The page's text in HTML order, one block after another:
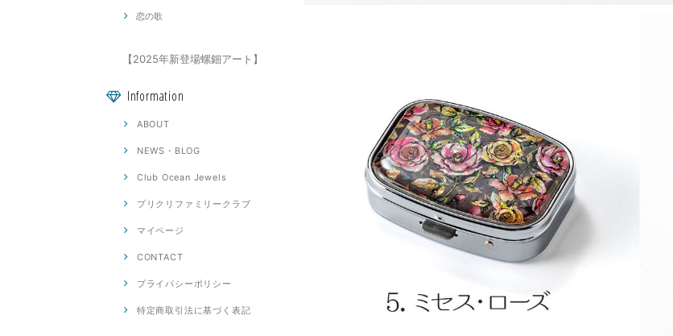
恋の歌
【2025年新登場螺鈿アート】
Information
ABOUT
NEWS・BLOG
Club Ocean Jewels
プリクリファミリークラブ
マイページ
CONTACT
プライバシーポリシー
特定商取引法に基づく表記